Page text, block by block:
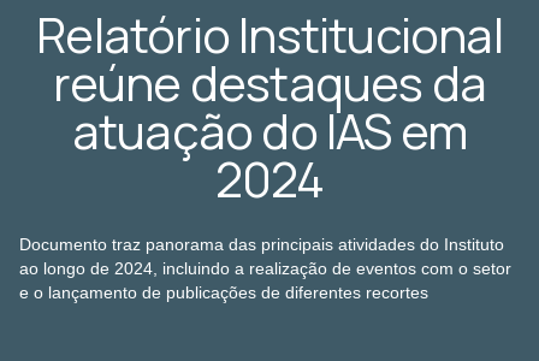
Relatório Institucional
reúne destaques da
atuação do IAS em
2024
Documento traz panorama das principais atividades do Instituto
ao longo de 2024, incluindo a realização de eventos com o setor
e o lançamento de publicações de diferentes recortes